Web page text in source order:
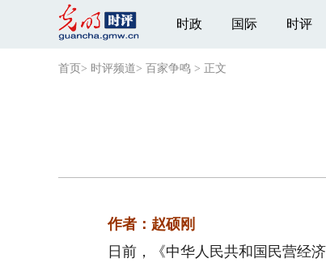
时政 国际 时评
首页 > 时评频道> 百家争鸣 > 正文
作者：赵硕刚
日前，《中华人民共和国民营经济